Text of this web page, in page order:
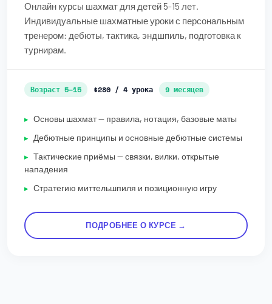
Онлайн курсы шахмат для детей 5-15 лет.
Индивидуальные шахматные уроки с персональным
тренером: дебюты, тактика, эндшпиль, подготовка к
турнирам.
Возраст 5–15 $280 / 4 урока 9 месяцев
Основы шахмат — правила, нотация, базовые маты
Дебютные принципы и основные дебютные системы
Тактические приёмы — связки, вилки, открытые
нападения
Стратегию миттельшпиля и позиционную игру
ПОДРОБНЕЕ О КУРСЕ →